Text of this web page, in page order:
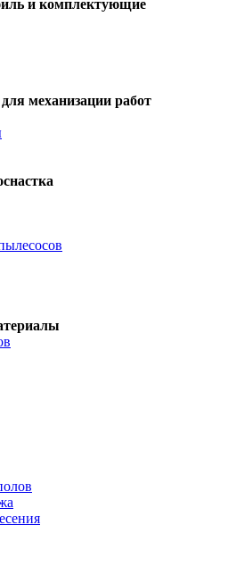
и комплектующие
механизации работ